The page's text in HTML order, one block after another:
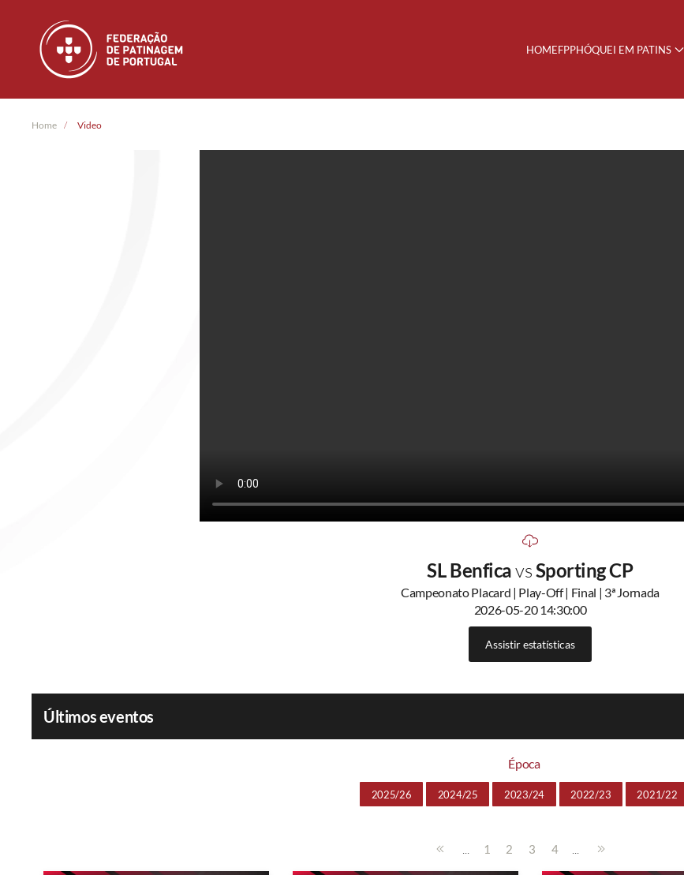
Skip to main content HOMEFPPHÓQUEI EM PATINS
Home Video
SL BenficavsSporting CP
Campeonato Placard | Play-Off | Final | 3ª Jornada
2026-05-20 14:30:00
Assistir estatísticas
Últimos eventos
Época
2025/26 2024/25 2023/24 2022/23 2021/22
... 1 2 3 4 ...